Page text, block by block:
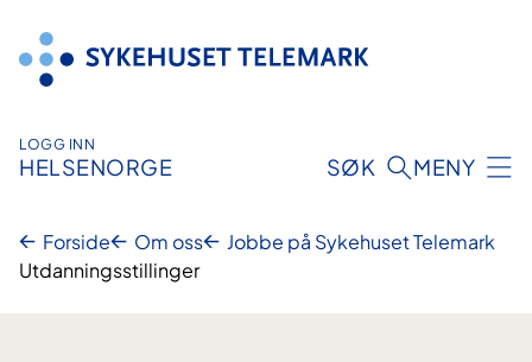
innhold
LOGG INN
HELSENORGE SØK MENY
Forside Om oss
Jobbe på Sykehuset Telemark
Utdanningsstillinger